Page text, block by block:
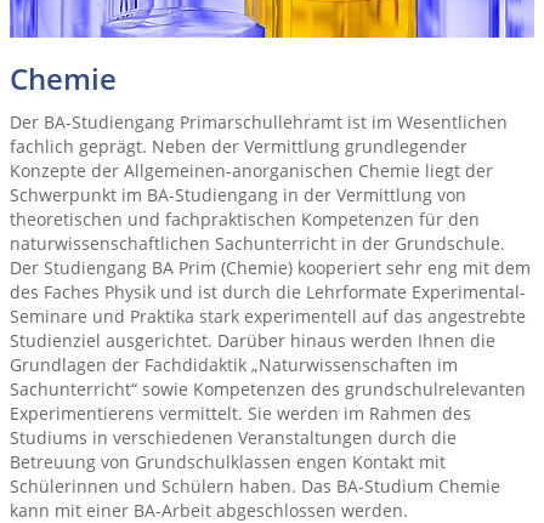
Chemie
Der BA-Studiengang Primarschullehramt ist im Wesentlichen
fachlich geprägt. Neben der Vermittlung grundlegender
Konzepte der Allgemeinen-anorganischen Chemie liegt der
Schwerpunkt im BA-Studiengang in der Vermittlung von
theoretischen und fachpraktischen Kompetenzen für den
naturwissenschaftlichen Sachunterricht in der Grundschule.
Der Studiengang BA Prim (Chemie) kooperiert sehr eng mit dem
des Faches Physik und ist durch die Lehrformate Experimental-
Seminare und Praktika stark experimentell auf das angestrebte
Studienziel ausgerichtet. Darüber hinaus werden Ihnen die
Grundlagen der Fachdidaktik „Naturwissenschaften im
Sachunterricht“ sowie Kompetenzen des grundschulrelevanten
Experimentierens vermittelt. Sie werden im Rahmen des
Studiums in verschiedenen Veranstaltungen durch die
Betreuung von Grundschulklassen engen Kontakt mit
Schülerinnen und Schülern haben. Das BA-Studium Chemie
kann mit einer BA-Arbeit abgeschlossen werden.